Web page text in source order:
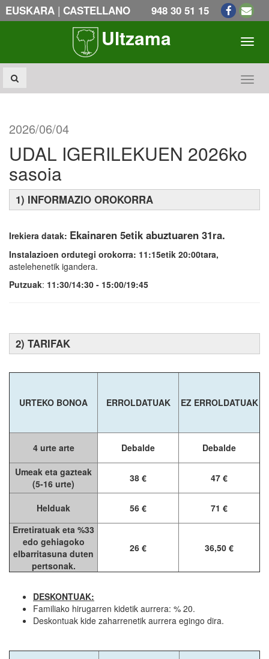
EUSKARA | CASTELLANO 948 30 51 15
Ultzama
2026/06/04
UDAL IGERILEKUEN 2026ko
sasoia
1) INFORMAZIO OROKORRA
Irekiera datak: Ekainaren 5etik abuztuaren 31ra.
Instalazioen ordutegi orokorra: 11:15etik 20:00tara,
astelehenetik igandera.
Putzuak: 11:30/14:30 - 15:00/19:45
2) TARIFAK
URTEKO BONOA ERROLDATUAK EZ ERROLDATUAK
4 urte arte Debalde
Debalde
Umeak eta gazteak
(5-16 urte)
38 € 47 €
Helduak 56 €
71 €
Erretiratuak eta %33
edo gehiagoko
elbarritasuna duten
pertsonak.
26 € 36,50 €
DESKONTUAK:
Familiako hirugarren kidetik aurrera: % 20.
Deskontuak kide zaharrenetik aurrera egingo dira.